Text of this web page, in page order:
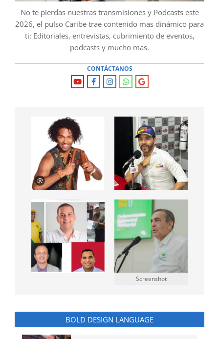
No te pierdas nuestras transmisiones y Podcasts este
2026, el pulso Caribe trae contenido mas dinámico para
ti: Editoriales, entrevistas, cubrimiento de eventos,
podcasts y mucho mas.
CONTÁCTANOS
Screenshot
BOLD DESIGN LANGUAGE